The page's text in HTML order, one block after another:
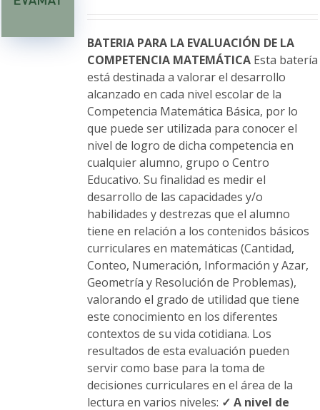
elegir
en
la
página
de
producto
BATERIA PARA LA EVALUACIÓN DE LA
COMPETENCIA MATEMÁTICAEsta batería
está destinada a valorar el desarrollo
alcanzado en cada nivel escolar de la
Competencia Matemática Básica, por lo
que puede ser utilizada para conocer el
nivel de logro de dicha competencia en
cualquier alumno, grupo o Centro
Educativo. Su finalidad es medir el
desarrollo de las capacidades y/o
habilidades y destrezas que el alumno
tiene en relación a los contenidos básicos
curriculares en matemáticas (Cantidad,
Conteo, Numeración, Información y Azar,
Geometría y Resolución de Problemas),
valorando el grado de utilidad que tiene
este conocimiento en los diferentes
contextos de su vida cotidiana. Los
resultados de esta evaluación pueden
servir como base para la toma de
decisiones curriculares en el área de la
lectura en varios niveles: ✓ A nivel de